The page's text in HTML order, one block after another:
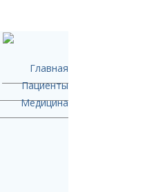
Главная
Пациенты
Медицина